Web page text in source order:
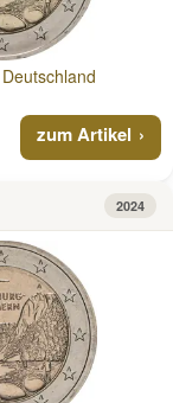
zum Artikel
2024